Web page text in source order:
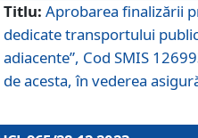
Titlu: Aprobarea finalizării
dedicate transportului
adiacente”, Cod SMIS
de acesta, în vederea